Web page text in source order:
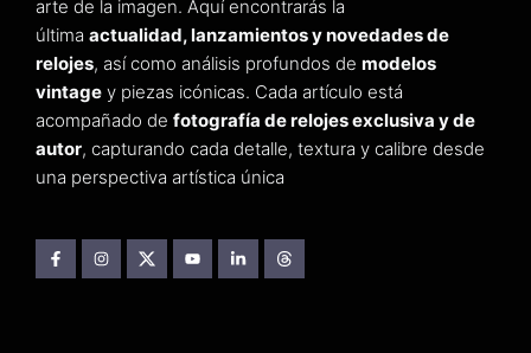
arte de la imagen. Aquí encontrarás la
última actualidad, lanzamientos y novedades de
relojes, así como análisis profundos de modelos
vintage y piezas icónicas. Cada artículo está
acompañado de fotografía de relojes exclusiva y de
autor, capturando cada detalle, textura y calibre desde
una perspectiva artística única